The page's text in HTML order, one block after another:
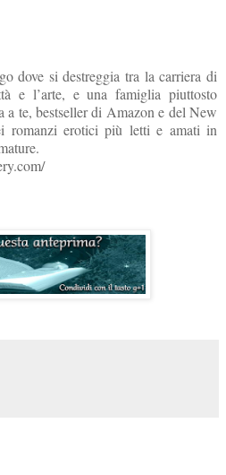
dove si destreggia tra la carriera di
e l’arte, e una famiglia piuttosto
a te, bestseller di Amazon e del New
romanzi erotici più letti e amati in